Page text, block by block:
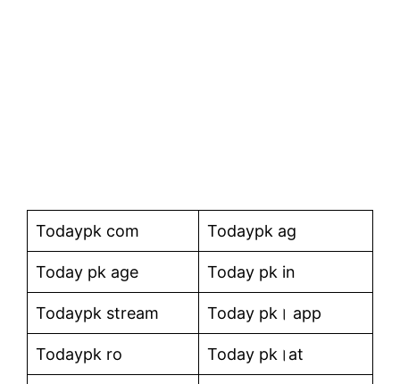
Todaypk com Todaypk ag
Today pk age Today pk in
Todaypk stream Today pk। app
Todaypk ro Today pk।at